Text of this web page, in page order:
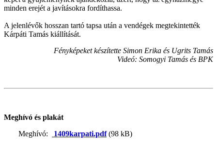
minden erejét a javításokra fordíthassa.
A jelenlévők hosszan tartó tapsa után a vendégek megtekintették
Kárpáti Tamás kiállítását.
Fényképeket készítette Simon Erika és Ugrits Tamás
Videó: Somogyi Tamás és BPK
Meghívó és plakát
Meghívó:
1409karpati.pdf(98 kB)